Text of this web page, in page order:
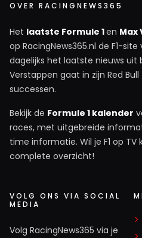
OVER RACINGNEWS365
Het laatste Formule 1en Max
op RacingNews365.nl de F1-
dagelijks het laatste nieuws uit
Verstappen gaat in zijn Red
successen.
Bekijk de Formule 1 kalender
races, met uitgebreide
time informatie. Wil je F1 op TV
complete overzicht!
VOLG ONS VIA SOCIAL
MEDIA
Volg RacingNews365 via je